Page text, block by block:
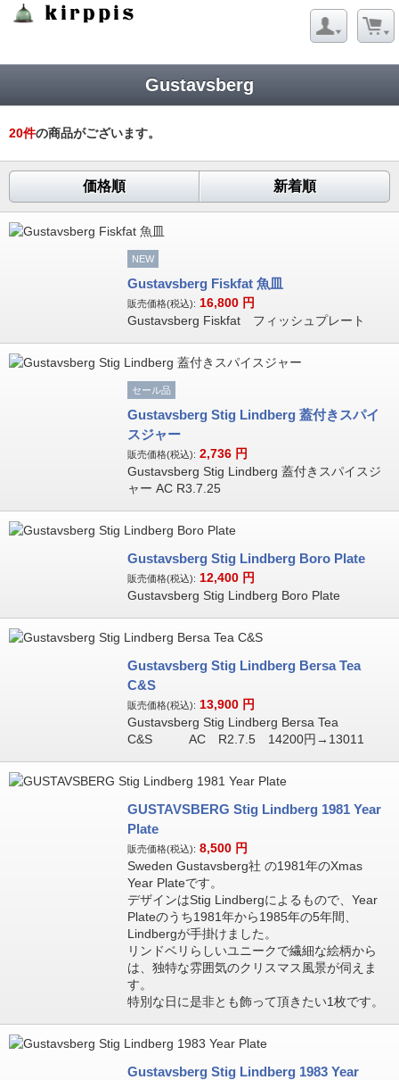
Strict Standards : Redefining already defined constructor for class
/virtual/kirppis/public_html/data/module/Net/URL.php
on line124
Gustavsberg
20件の商品がございます。
価格順 新着順
NEW
Gustavsberg Fiskfat 魚皿
販売価格(税込): 16,800 円
Gustavsberg Fiskfat フィッシュプレート
セール品
Gustavsberg Stig Lindberg 蓋付きスパイ
スジャー
販売価格(税込): 2,736 円
Gustavsberg Stig Lindberg 蓋付きスパイスジ
ャー AC R3.7.25
Gustavsberg Stig Lindberg Boro Plate
販売価格(税込): 12,400 円
Gustavsberg Stig Lindberg Boro Plate
Gustavsberg Stig Lindberg Bersa Tea
C&S
販売価格(税込): 13,900 円
Gustavsberg Stig Lindberg Bersa Tea
C&S AC R2.7.5 14200円→13011
GUSTAVSBERG Stig Lindberg 1981 Year
Plate
販売価格(税込): 8,500 円
Sweden Gustavsberg社 の1981年のXmas
Year Plateです。
デザインはStig Lindbergによるもので、Year
Plateのうち1981年から1985年の5年間、
Lindbergが手掛けました。
リンドベリらしいユニークで繊細な絵柄から
は、独特な雰囲気のクリスマス風景が伺えま
す。
特別な日に是非とも飾って頂きたい1枚です。
Gustavsberg Stig Lindberg 1983 Year